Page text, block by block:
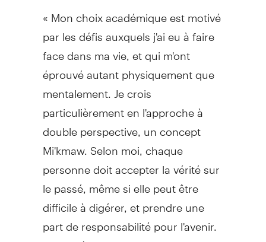
« Mon choix académique est motivé
par les défis auxquels j'ai eu à faire
face dans ma vie, et qui m'ont
éprouvé autant physiquement que
mentalement. Je crois
particulièrement en l'approche à
double perspective, un concept
Mi'kmaw. Selon moi, chaque
personne doit accepter la vérité sur
le passé, même si elle peut être
difficile à digérer, et prendre une
part de responsabilité pour l'avenir.